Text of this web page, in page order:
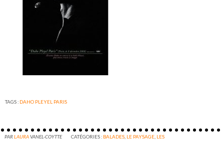
TAGS : DAHO PLEYEL PARIS
PARLAURAVANEL-COYTTE CATÉGORIES : BALADES LE PAYSAGE LES